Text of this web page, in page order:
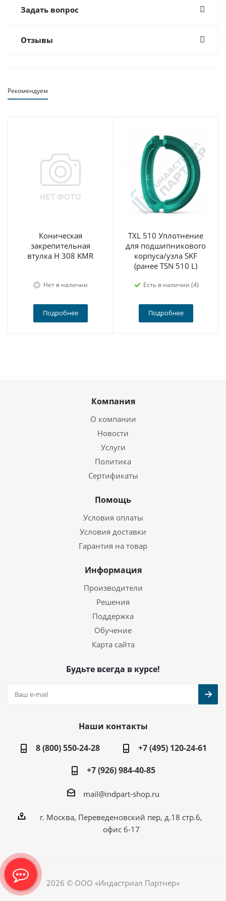
Задать вопрос
Отзывы
Рекомендуем
Коническая
закрепительная
втулка H 308 KMR
Нет в наличии
Подробнее
TXL 510 Уплотнение
для подшипникового
корпуса/узла SKF
(ранее TSN 510 L)
Есть в наличии (4)
Подробнее
Компания
О компании
Новости
Услуги
Политика
Сертификаты
Помощь
Условия оплаты
Условия доставки
Гарантия на товар
Информация
Производители
Решения
Поддержка
Обучение
Карта сайта
Будьте всегда в курсе!
Наши контакты
8 (800) 550-24-28
+7 (495) 120-24-61
+7 (926) 984-40-85
mail@indpart-shop.ru
г. Москва, Переведеновский пер, д.18 стр.6,
офис 6-17
2026 © ООО «Индастриал Партнер»